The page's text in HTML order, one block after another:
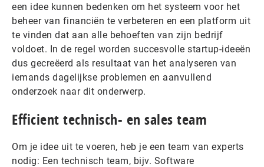
een idee kunnen bedenken om het systeem voor het
beheer van financiën te verbeteren en een platform uit
te vinden dat aan alle behoeften van zijn bedrijf
voldoet. In de regel worden succesvolle startup-ideeën
dus gecreëerd als resultaat van het analyseren van
iemands dagelijkse problemen en aanvullend
onderzoek naar dit onderwerp.
Efficient technisch- en sales team
Om je idee uit te voeren, heb je een team van experts
nodig: Een technisch team, bijv. Software